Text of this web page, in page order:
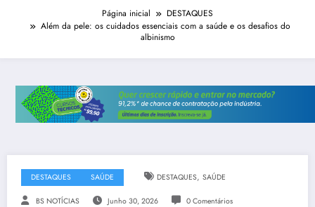
Página inicial
DESTAQUES
Além da pele: os cuidados essenciais com a saúde e os desafios do
albinismo
DESTAQUES SAÚDE DESTAQUES, SAÚDE
BS NOTÍCIAS Junho 30, 2026 0 Comentários